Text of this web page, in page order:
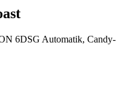
6DSG Automatik, Candy-